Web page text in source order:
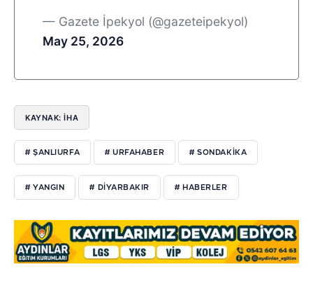
— Gazete İpekyol (@gazeteipekyol)
May 25, 2026
KAYNAK: İHA
# ŞANLIURFA # URFAHABER # SONDAKIKA
# YANGIN # DIYARBAKIR # HABERLER